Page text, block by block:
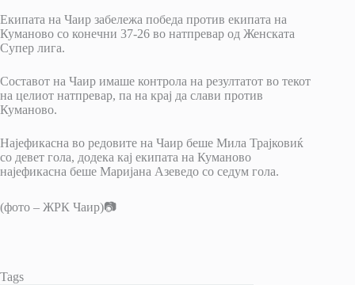
Екипата на Чаир забележа победа против екипата на
Куманово со конечни 37-26 во натпревар од Женската
Супер лига.
Составот на Чаир имаше контрола на резултатот во текот
на целиот натпревар, па на крај да слави против
Куманово.
Најефикасна во редовите на Чаир беше Мила Трајковиќ
со девет гола, додека кај екипата на Куманово
најефикасна беше Маријана Азеведо со седум гола.
(фото – ЖРК Чаир)📷
Tags